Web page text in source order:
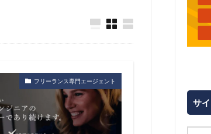
フリーランス専門エージェント
サ